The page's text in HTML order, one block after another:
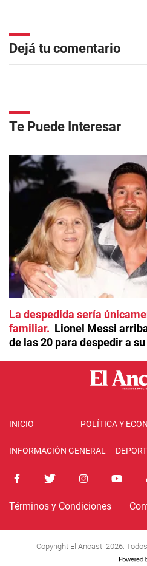
Dejá tu comentario
Te Puede Interesar
La despedida sería
familiar
Lionel Messi
de las 20 para despedir a
INICIO POLÍTICA Y
INFORMACIÓN GENERAL
Términos y Condiciones
Copyright El Ancasti 2026.